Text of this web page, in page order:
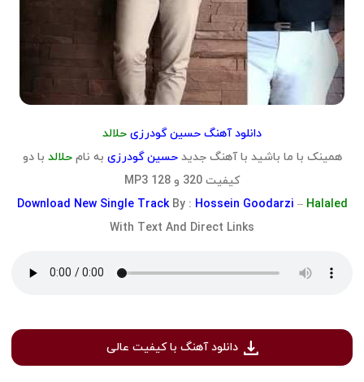
دانلود آهنگ حسین گودرزی حلالد
همینک با ما باشید با آهنگ جدیدحسین گودرزی به نامحلالد با دو
کیفیت 320 و 128 MP3
Download New Single Track By : Hossein Goodarzi – Halaled
With Text And Direct Links
دانلود آهنگ با کیفیت عالی